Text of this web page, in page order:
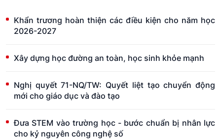
Khẩn trương hoàn thiện các điều kiện cho năm học
2026-2027
Xây dựng học đường an toàn, học sinh khỏe mạnh
Nghị quyết 71-NQ/TW: Quyết liệt tạo chuyển động
mới cho giáo dục và đào tạo
Đưa STEM vào trường học - bước chuẩn bị nhân lực
cho kỷ nguyên công nghệ số